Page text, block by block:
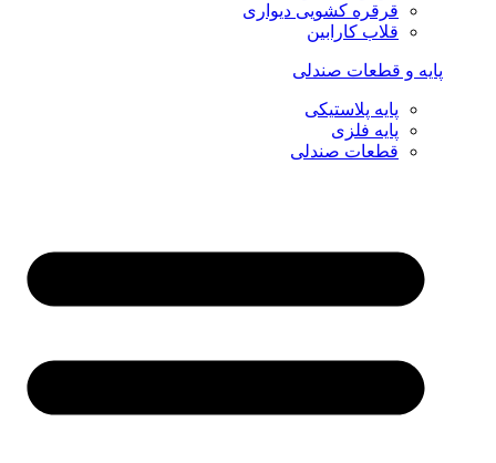
قرقره کشویی دیواری
قلاب کارابین
پایه و قطعات صندلی
پایه پلاستیکی
پایه فلزی
قطعات صندلی